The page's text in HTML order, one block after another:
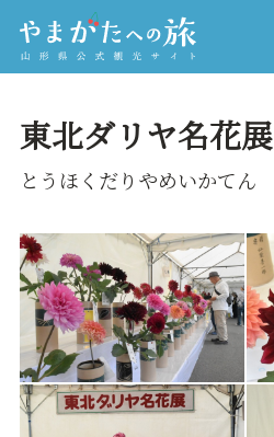
東北ダリヤ名花展
とうほくだりやめいかてん